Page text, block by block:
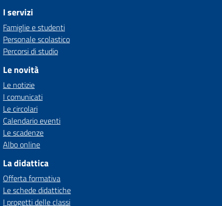
I servizi
Famiglie e studenti
Personale scolastico
Percorsi di studio
Le novità
Le notizie
I comunicati
Le circolari
Calendario eventi
Le scadenze
Albo online
La didattica
Offerta formativa
Le schede didattiche
I progetti delle classi